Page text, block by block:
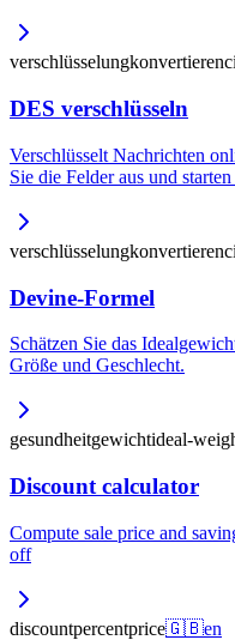
verschlüsselungkonvertieren
DES verschlüsseln
Verschlüsselt Nachrichten
Sie die Felder aus und
verschlüsselungkonvertieren
Devine-Formel
Schätzen Sie das
Größe und Geschlecht.
gesundheitgewichtideal-
Discount calculator
Compute sale price and
off
discountpercentprice🇬🇧en